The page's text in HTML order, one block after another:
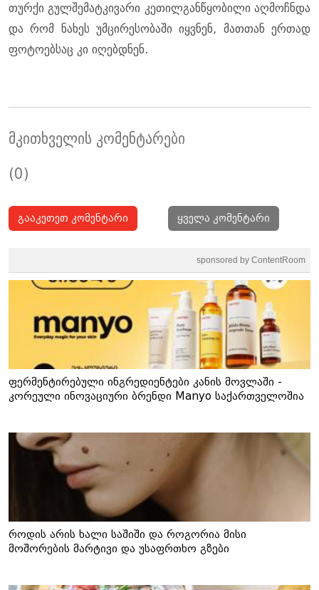
თურ­ქი გულ­შე­მატ­კი­ვა­რი კე­თილ­გან­წყო­ბი­ლი აღ­მოჩ­ნდა
და რომ ნა­ხეს უმ­ცი­რე­სო­ბა­ში იყ­ვნენ, მათ­თან ერ­თად
ფო­ტო­ებ­საც კი იღებ­დნენ.
მკითხველის კომენტარები
(0)
გააკეთეთ კომენტარი ყველა კომენტარი
sponsored by ContentRoom
ფერმენტირებული ინგრედიენტები კანის მოვლაში -
კორეული ინოვაციური ბრენდი Manyo საქართველოშია
როდის არის ხალი საშიში და როგორია მისი
მოშორების მარტივი და უსაფრთხო გზები